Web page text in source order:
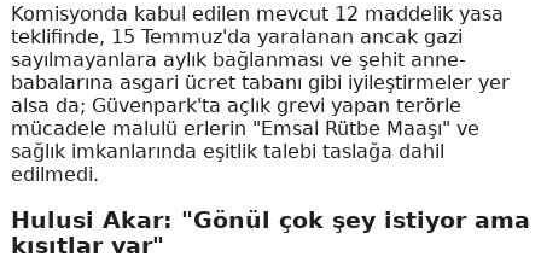
Komisyonda kabul edilen mevcut 12 maddelik yasa
teklifinde, 15 Temmuz'da yaralanan ancak gazi
sayılmayanlara aylık bağlanması ve şehit anne-
babalarına asgari ücret tabanı gibi iyileştirmeler yer
alsa da; Güvenpark'ta açlık grevi yapan terörle
mücadele malulü erlerin "Emsal Rütbe Maaşı" ve
sağlık imkanlarında eşitlik talebi taslağa dahil
edilmedi.
Hulusi Akar: "Gönül çok şey istiyor ama
kısıtlar var"